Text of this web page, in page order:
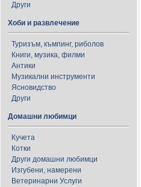
Други
Хоби и развлечение
Туризъм, къмпинг, риболов
Книги, музика, филми
Антики
Музикални инструменти
Ясновидство
Други
Домашни любимци
Кучета
Котки
Други домашни любимци
Изгубени, намерени
Ветеринарни Услуги